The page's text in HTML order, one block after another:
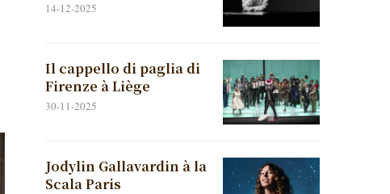
14-12-2025
Il cappello di paglia di
Firenze à Liège
30-11-2025
Jodylin Gallavardin à la
Scala Paris